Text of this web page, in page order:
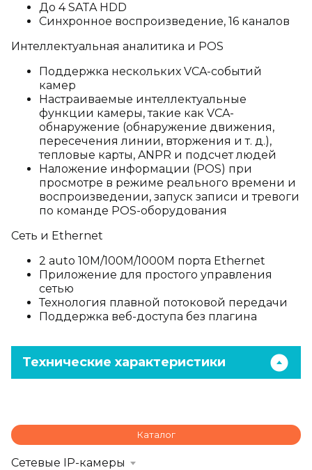
До 4 SATA HDD
Синхронное воспроизведение, 16 каналов
Интеллектуальная аналитика и POS
Поддержка нескольких VCA-событий
камер
Настраиваемые интеллектуальные
функции камеры, такие как VCA-
обнаружение (обнаружение движения,
пересечения линии, вторжения и т. д.),
тепловые карты, ANPR и подсчет людей
Наложение информации (POS) при
просмотре в режиме реального времени и
воспроизведении, запуск записи и тревоги
по команде POS-оборудования
Сеть и Ethernet
2 auto 10M/100M/1000M порта Ethernet
Приложение для простого управления
сетью
Технология плавной потоковой передачи
Поддержка веб-доступа без плагина
Технические характеристики
Каталог
Сетевые IP-камеры